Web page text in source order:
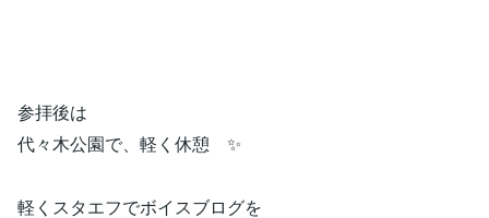
参拝後は
代々木公園で、軽く休憩 ✨
軽くスタエフでボイスブログを